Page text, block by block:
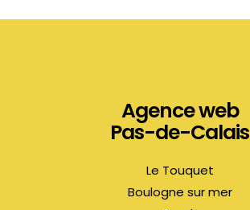
Agence web
Pas-de-Calais
Le Touquet
Boulogne sur mer